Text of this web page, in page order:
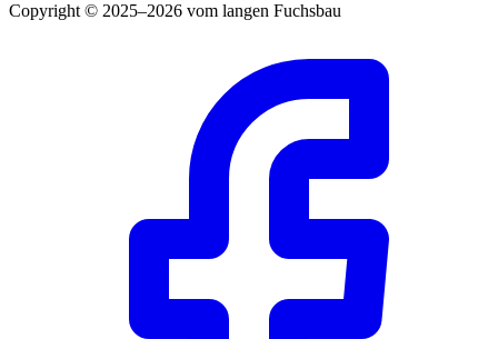
Copyright © 2025–2026 vom langen Fuchsbau